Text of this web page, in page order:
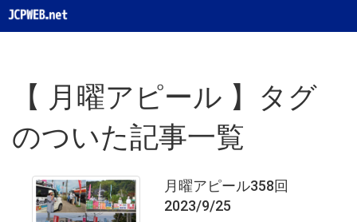
【 月曜アピール 】タグ
のついた記事一覧
月曜アピール358回
2023/9/25